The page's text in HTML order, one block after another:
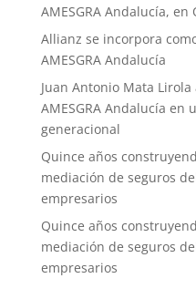
AMESGRA Andalucía,
Allianz se incorpora
AMESGRA Andalucía
Juan Antonio Mata
AMESGRA Andalucía en
generacional
Quince años
mediación de seguros
empresarios
Quince años
mediación de seguros
empresarios